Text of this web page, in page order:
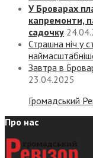
У Броварах
капремонти,
садочку
Страшна ніч у
Завтра в
23.04.2025
Громадський
Про нас